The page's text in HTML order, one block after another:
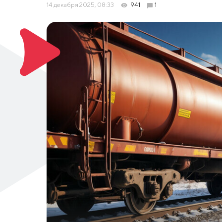
14 декабря 2025, 08:33 941 1